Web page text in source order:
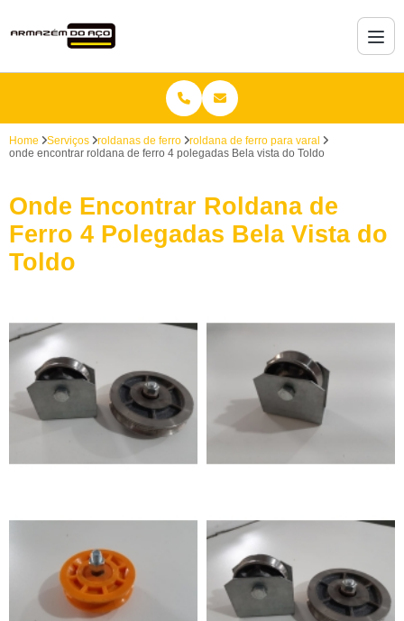
Home Serviços roldanas de ferro
roldana de ferro para varal
onde encontrar roldana de ferro 4 polegadas Bela vista do Toldo
Onde Encontrar Roldana de
Ferro 4 Polegadas Bela Vista do
Toldo